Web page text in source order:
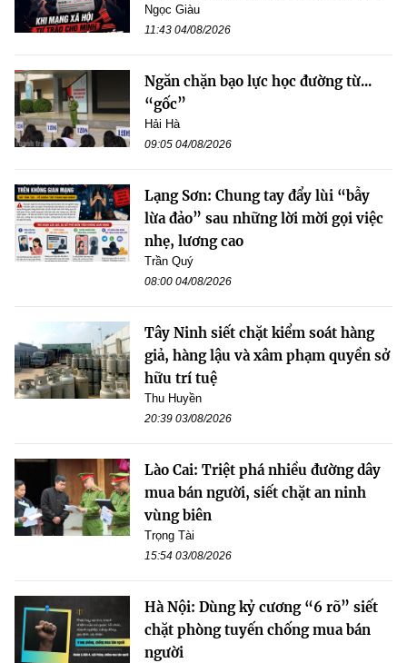
Ngọc Giàu
11:43 04/08/2026
Ngăn chặn bạo lực học đường từ...
“gốc”
Hải Hà
09:05 04/08/2026
Lạng Sơn: Chung tay đẩy lùi “bẫy
lừa đảo” sau những lời mời gọi việc
nhẹ, lương cao
Trần Quý
08:00 04/08/2026
Tây Ninh siết chặt kiểm soát hàng
giả, hàng lậu và xâm phạm quyền sở
hữu trí tuệ
Thu Huyền
20:39 03/08/2026
Lào Cai: Triệt phá nhiều đường dây
mua bán người, siết chặt an ninh
vùng biên
Trọng Tài
15:54 03/08/2026
Hà Nội: Dùng kỷ cương “6 rõ” siết
chặt phòng tuyến chống mua bán
người